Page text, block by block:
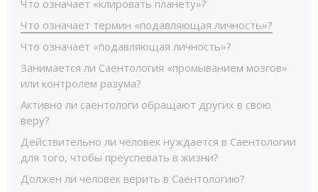
Что означает «клировать планету»?
Что означает термин «подавляющая личность»?
Что означает «подавляющая личность»?
Занимается ли Саентология «промыванием мозгов»
или контролем разума?
Активно ли саентологи обращают других в свою
веру?
Действительно ли человек нуждается в Саентологии
для того, чтобы преуспевать в жизни?
Должен ли человек верить в Саентологию?